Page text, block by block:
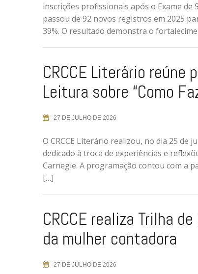
inscrições profissionais após o Exame de
passou de 92 novos registros em 2025
39%. O resultado demonstra o
CRCCE Literário
Leitura sobre “Como
27 DE JULHO DE 2026
O CRCCE Literário realizou, no dia 25 de
dedicado à troca de experiências e
Carnegie. A programação contou com a
[…]
CRCCE realiza Trilha
da mulher contadora
27 DE JULHO DE 2026